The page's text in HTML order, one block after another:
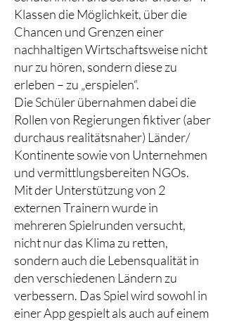
Klassen die Möglichkeit, über die
Chancen und Grenzen einer
nachhaltigen Wirtschaftsweise nicht
nur zu hören, sondern diese zu
erleben – zu „erspielen“.
Die Schüler übernahmen dabei die
Rollen von Regierungen fiktiver (aber
durchaus realitätsnaher) Länder/
Kontinente sowie von Unternehmen
und vermittlungsbereiten NGOs.
Mit der Unterstützung von 2
externen Trainern wurde in
mehreren Spielrunden versucht,
nicht nur das Klima zu retten,
sondern auch die Lebensqualität in
den verschiedenen Ländern zu
verbessern. Das Spiel wird sowohl in
einer App gespielt als auch auf einem